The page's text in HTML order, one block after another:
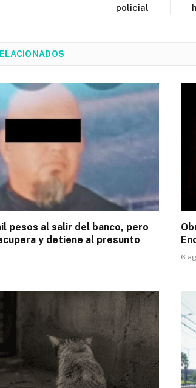
policial
pesos al salir del banco, pero
y detiene al presunto
6